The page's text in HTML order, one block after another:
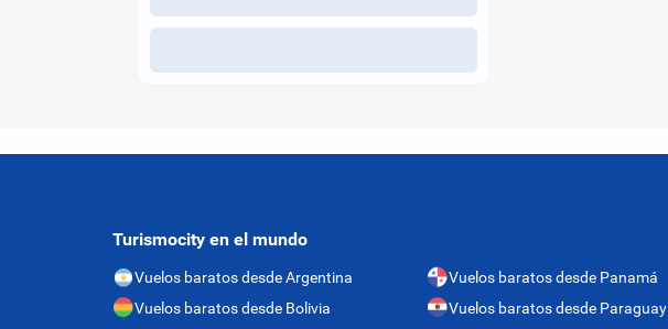
Turismocity en el mundo
Vuelos baratos desde Argentina
Vuelos baratos desde Bolivia
Vuelos baratos desde Panamá
Vuelos baratos desde Paraguay